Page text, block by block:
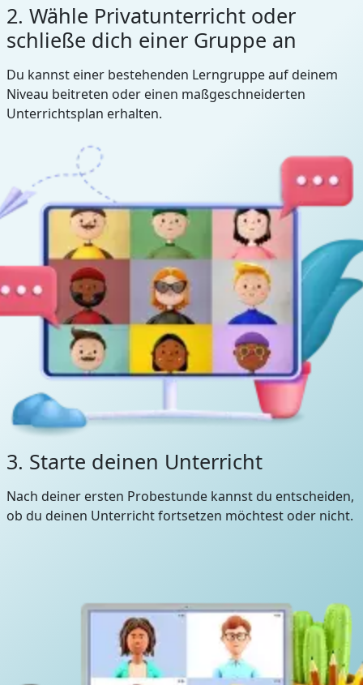
2. Wähle Privatunterricht oder
schließe dich einer Gruppe an
Du kannst einer bestehenden Lerngruppe auf deinem
Niveau beitreten oder einen maßgeschneiderten
Unterrichtsplan erhalten.
3. Starte deinen Unterricht
Nach deiner ersten Probestunde kannst du entscheiden,
ob du deinen Unterricht fortsetzen möchtest oder nicht.